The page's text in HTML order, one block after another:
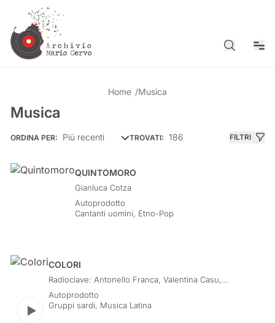
Cerca
Home /Musica
Musica
ORDINA PER: TROVATI: 186 FILTRI
QUINTOMORO
Gianluca Cotza
Autoprodotto
Cantanti uomini, Etno-Pop
Play
COLORI
Radioclave: Antonello Franca, Valentina Casu,
Giuseppe Sassu, Alessandro Zizi, Marco Bande,
Sebastiano Pacifico, Jacopo Careddu, Gavino
Paddeu
Autoprodotto
Gruppi sardi, Musica Latina